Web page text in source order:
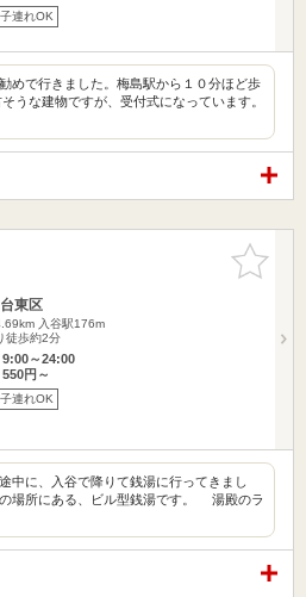
子連れOK
めで行きました。梅島駅から１０分ほど歩
うな建物ですが、受付式になっています。
お気に入
りに追加
東区
入谷駅176m
徒歩約2分
～24:00
円～
子連れOK
中に、入谷で降りて銭湯に行ってきまし
場所にある、ビル型銭湯です。 湯殿のラ